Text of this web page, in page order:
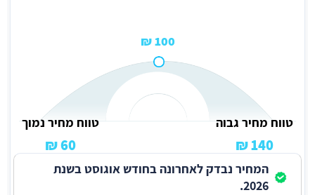
100 ₪
טווח מחיר גבוה
140 ₪
טווח מחיר נמוך
60 ₪
המחיר נבדק לאחרונה בחודש אוגוסט בשנת
2026.